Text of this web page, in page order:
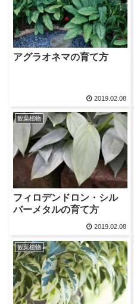
アグラオネマの育て方
2019.02.08
観葉植物
フィロデンドロン・シル
バーメタルの育て方
2019.02.08
観葉植物